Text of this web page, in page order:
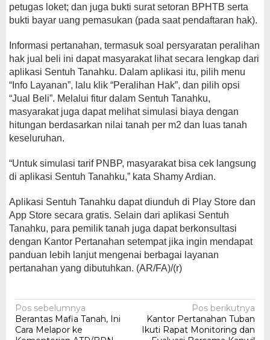
petugas loket; dan juga bukti surat setoran BPHTB serta
bukti bayar uang pemasukan (pada saat pendaftaran hak).
Informasi pertanahan, termasuk soal persyaratan peralihan
hak jual beli ini dapat masyarakat lihat secara lengkap dari
aplikasi Sentuh Tanahku. Dalam aplikasi itu, pilih menu
“Info Layanan”, lalu klik “Peralihan Hak”, dan pilih opsi
“Jual Beli”. Melalui fitur dalam Sentuh Tanahku,
masyarakat juga dapat melihat simulasi biaya dengan
hitungan berdasarkan nilai tanah per m2 dan luas tanah
keseluruhan.
“Untuk simulasi tarif PNBP, masyarakat bisa cek langsung
di aplikasi Sentuh Tanahku,” kata Shamy Ardian.
Aplikasi Sentuh Tanahku dapat diunduh di Play Store dan
App Store secara gratis. Selain dari aplikasi Sentuh
Tanahku, para pemilik tanah juga dapat berkonsultasi
dengan Kantor Pertanahan setempat jika ingin mendapat
panduan lebih lanjut mengenai berbagai layanan
pertanahan yang dibutuhkan. (AR/FA)/(r)
Navigasi
pos
Pos sebelumnya
Berantas Mafia Tanah, Ini
Cara Melapor ke
Pos berikutnya
Kantor Pertanahan Tuban
Ikuti Rapat Monitoring dan